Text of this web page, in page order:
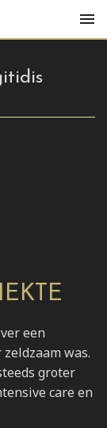
een
was.
groter
care en